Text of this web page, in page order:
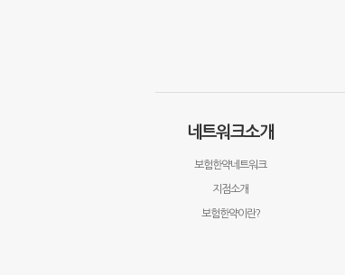
네트워크소개
보험한약네트워크
지점소개
보험한약이란?